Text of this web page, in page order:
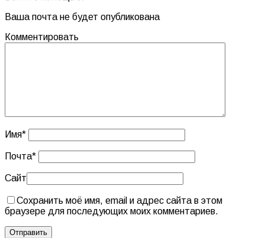
Ваша почта не будет опубликована
Комментировать
Имя*
Почта*
Сайт
Сохранить моё имя, email и адрес сайта в этом
браузере для последующих моих комментариев.